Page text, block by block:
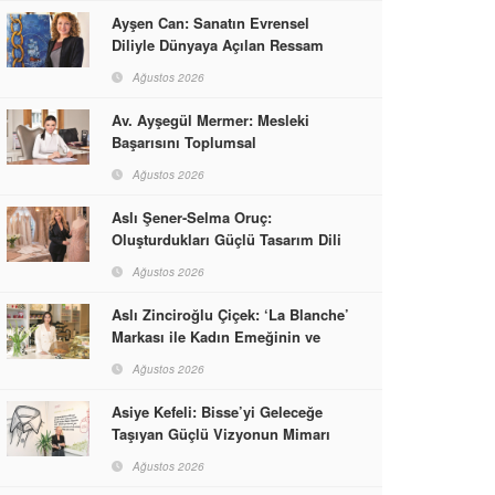
Ayşen Can: Sanatın Evrensel
Diliyle Dünyaya Açılan Ressam
Ağustos 2026
Av. Ayşegül Mermer: Mesleki
Başarısını Toplumsal
Ağustos 2026
Aslı Şener-Selma Oruç:
Oluşturdukları Güçlü Tasarım Dili
Dünyasına İmzalarını Attılar
Ağustos 2026
Aslı Zinciroğlu Çiçek: ‘La Blanche’
Markası ile Kadın Emeğinin ve
Başarabileceğinin En Güzel
Örneğini Sunuyor
Ağustos 2026
Asiye Kefeli: Bisse’yi Geleceğe
Taşıyan Güçlü Vizyonun Mimarı
Ağustos 2026